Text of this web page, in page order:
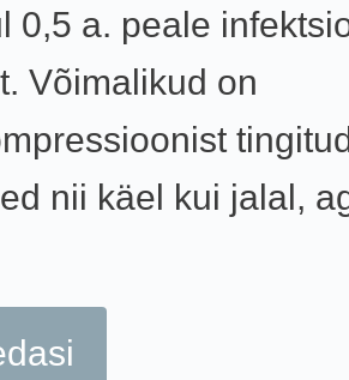
0,5 a. peale
Võimalikud on
nii käel kui jalal,